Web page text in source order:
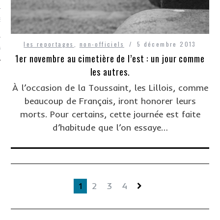
DE STRESS, C’EST
les reportages non-officiels 5 décembre 2013
1er novembre au cimetière de l’est : un jour comme
les autres.
À l’occasion de la Toussaint, les Lillois, comme
beaucoup de Français, iront honorer leurs
morts. Pour certains, cette journée est faite
d’habitude que l’on essaye…
1 2 3 4